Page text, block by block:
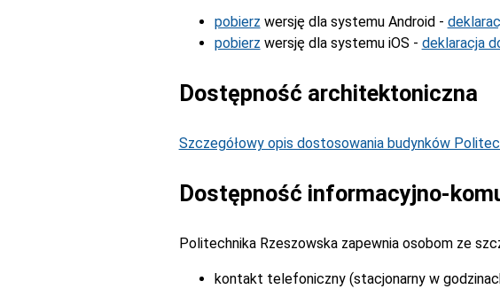
pobierz wersję dla systemu Android -
pobierz wersję dla systemu iOS - deklaracja
Dostępność architektoniczna
Szczegółowy opis dostosowania budynków
Dostępność informacyjno-
Politechnika Rzeszowska zapewnia osobom ze
kontakt telefoniczny (stacjonarny w